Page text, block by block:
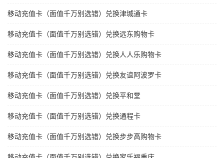
移动充值卡（面值千万别选错）兑换津城通卡
移动充值卡（面值千万别选错）兑换远东购物卡
移动充值卡（面值千万别选错）兑换人人乐购物卡
移动充值卡（面值千万别选错）兑换友谊阿波罗卡
移动充值卡（面值千万别选错）兑换平和堂
移动充值卡（面值千万别选错）兑换通程卡
移动充值卡（面值千万别选错）兑换步步高购物卡